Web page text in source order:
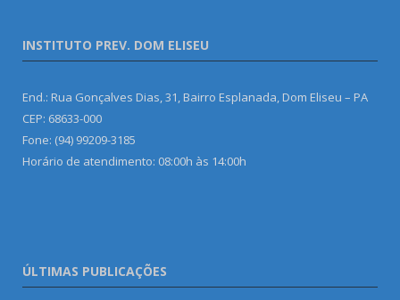
INSTITUTO PREV. DOM ELISEU
End.: Rua Gonçalves Dias, 31, Bairro Esplanada, Dom Eliseu – PA
CEP: 68633-000
Fone: (94) 99209-3185
Horário de atendimento: 08:00h às 14:00h
ÚLTIMAS PUBLICAÇÕES